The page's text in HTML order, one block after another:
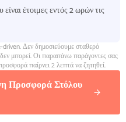
έτοιμες εντός 2 ωρών τις
Δεν δημοσιεύουμε σταθερό
δεν μπορεί. Οι παραπάνω παράγοντες σας
παίρνει 2 λεπτά να ζητηθεί.
Προσφορά Στόλου